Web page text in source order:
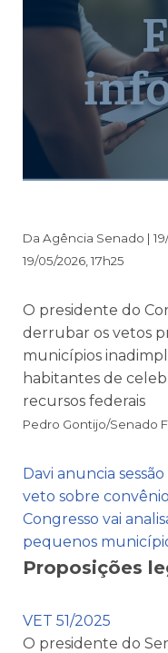
Da Agência Senado |
19/05/2026, 17h25
O presidente do
derrubar os vetos
municípios
habitantes de
recursos federais
Pedro Gontijo/Senado
Davi anuncia
veto sobre
Congresso vai
pequenos
Proposições
VET 51/2025
O presidente do